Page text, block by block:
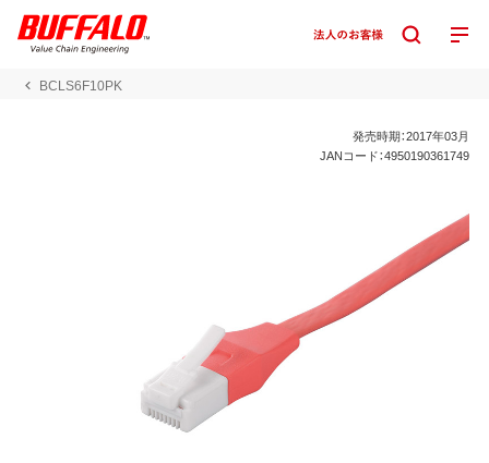
BCLS6F10PK
発売時期：2017年03月
JANコード：4950190361749